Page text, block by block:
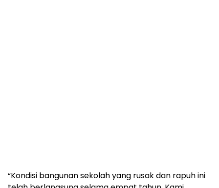
“Kondisi bangunan sekolah yang rusak dan rapuh ini